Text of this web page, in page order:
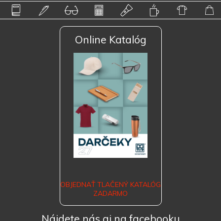
Online Katalóg
OBJEDNAŤ TLAČENÝ KATALÓG
ZADARMO
Nájdete nás aj na facebooku